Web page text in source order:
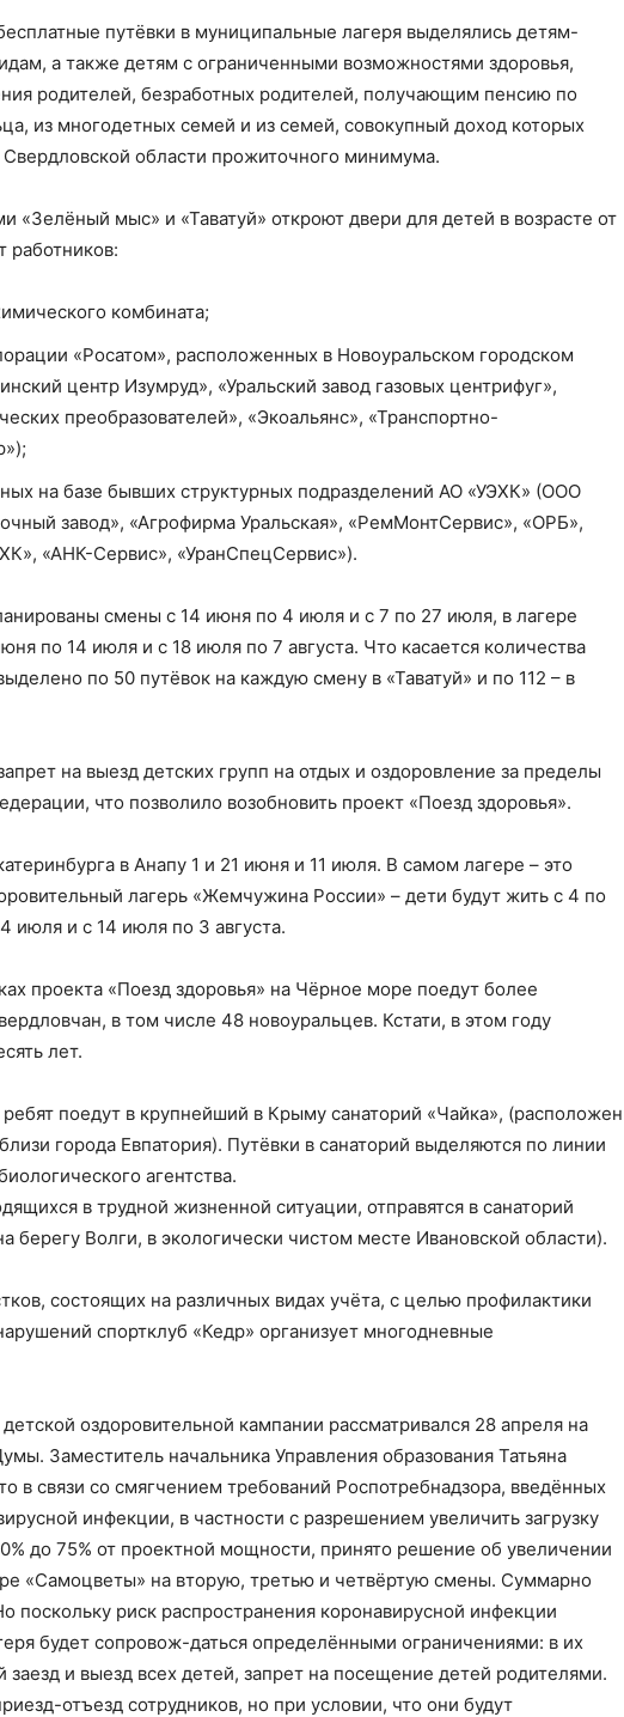
путёвки в муниципальные лагеря выделялись детям-
а также детям с ограниченными возможностями здоровья,
родителей, безработных родителей, получающим пенсию по
из многодетных семей и из семей, совокупный доход которых
области прожиточного минимума.
«Зелёный мыс» и «Таватуй» откроют двери для детей в возрасте от
работников:
комбината;
«Росатом», расположенных в Новоуральском городском
центр Изумруд», «Уральский завод газовых центрифуг»,
преобразователей», «Экоальянс», «Транспортно-
на базе бывших структурных подразделений АО «УЭХК» (ООО
завод», «Агрофирма Уральская», «РемМонтСервис», «ОРБ»,
«АНК-Сервис», «УранСпецСервис»).
смены с 14 июня по 4 июля и с 7 по 27 июля, в лагере
по 14 июля и с 18 июля по 7 августа. Что касается количества
по 50 путёвок на каждую смену в «Таватуй» и по 112 – в
на выезд детских групп на отдых и оздоровление за пределы
что позволило возобновить проект «Поезд здоровья».
в Анапу 1 и 21 июня и 11 июля. В самом лагере – это
лагерь «Жемчужина России» – дети будут жить с 4 по
июля и с 14 июля по 3 августа.
проекта «Поезд здоровья» на Чёрное море поедут более
в том числе 48 новоуральцев. Кстати, в этом году
лет.
поедут в крупнейший в Крыму санаторий «Чайка», (расположен
города Евпатория). Путёвки в санаторий выделяются по линии
агентства.
в трудной жизненной ситуации, отправятся в санаторий
берегу Волги, в экологически чистом месте Ивановской области).
состоящих на различных видах учёта, с целью профилактики
спортклуб «Кедр» организует многодневные
оздоровительной кампании рассматривался 28 апреля на
Заместитель начальника Управления образования Татьяна
в связи со смягчением требований Роспотребнадзора, введённых
инфекции, в частности с разрешением увеличить загрузку
до 75% от проектной мощности, принято решение об увеличении
«Самоцветы» на вторую, третью и четвёртую смены. Суммарно
поскольку риск распространения коронавирусной инфекции
будет сопровож-даться определёнными ограничениями: в их
и выезд всех детей, запрет на посещение детей родителями.
отъезд сотрудников, но при условии, что они будут